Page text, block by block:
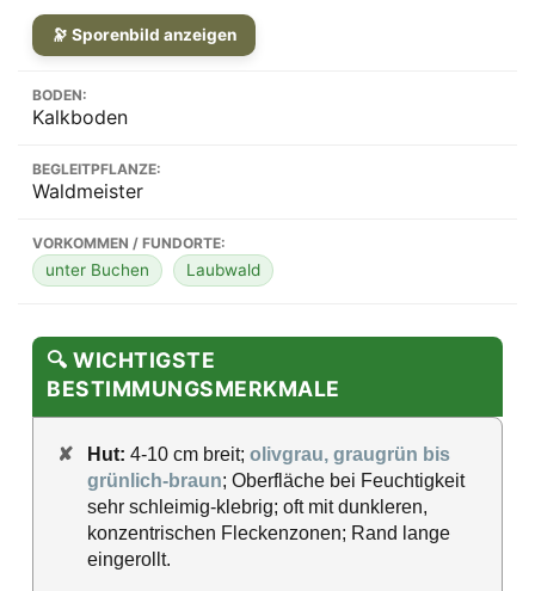
🔭 Sporenbild anzeigen
BODEN:
Kalkboden
BEGLEITPFLANZE:
Waldmeister
VORKOMMEN / FUNDORTE:
unter Buchen Laubwald
🔍 WICHTIGSTE
BESTIMMUNGSMERKMALE
✘ Hut: 4-10 cm breit; olivgrau, graugrün bis
grünlich-braun; Oberfläche bei Feuchtigkeit
sehr schleimig-klebrig; oft mit dunkleren,
konzentrischen Fleckenzonen; Rand lange
eingerollt.